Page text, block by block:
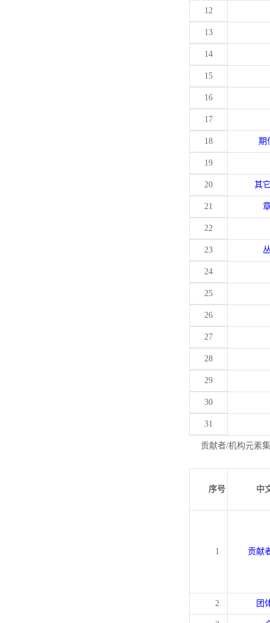
12
13
14
15
16
17
18 期
19
20 其
21
22
23
24
25
26
27
28
29
30
31
贡献者/机构元素
序号 中
1 贡献
2 团